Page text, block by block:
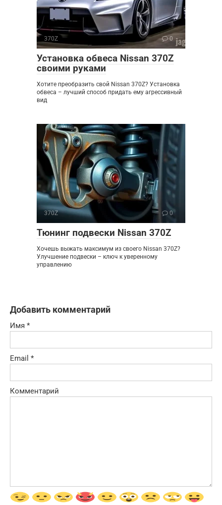
370Z 0
Установка обвеса Nissan 370Z
своими руками
Хотите преобразить свой Nissan 370Z? Установка
обвеса – лучший способ придать ему агрессивный
вид
370Z 0
Тюнинг подвески Nissan 370Z
Хочешь выжать максимум из своего Nissan 370Z?
Улучшение подвески – ключ к уверенному
управлению
Добавить комментарий
Имя *
Email *
Комментарий